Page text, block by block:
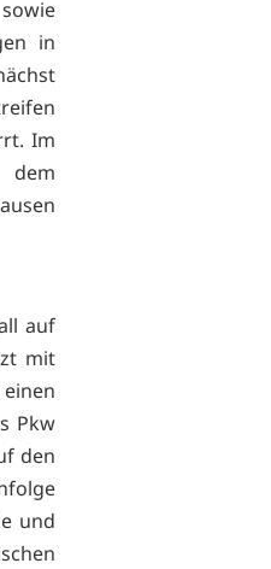
in
Im
dem
auf
mit
Pkw
den
und